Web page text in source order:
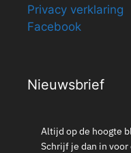
Privacy verklaring
Facebook
Nieuwsbrief
Altijd op de hoogte
Schrijf je dan in